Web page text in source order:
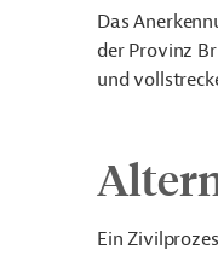
Das
der Provinz
und
Ein